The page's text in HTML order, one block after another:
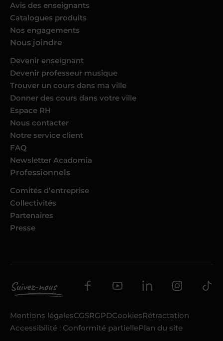
Avis des enseignants
Catalogues produits
Nos engagements
Nous joindre
Devenir enseignant
Devenir professeur musique
Trouver un cours dans ma ville
Donner des cours dans votre ville
Espace RH
Nous contacter
Notre service client
FAQ
Newsletter Acadomia
Professionnels
Comités d’entreprise
Collectivités
Partenaires
Presse
Mentions légalesCGSRGPDCookiesRétractation
Accessibilité : Conformité partiellePlan du site